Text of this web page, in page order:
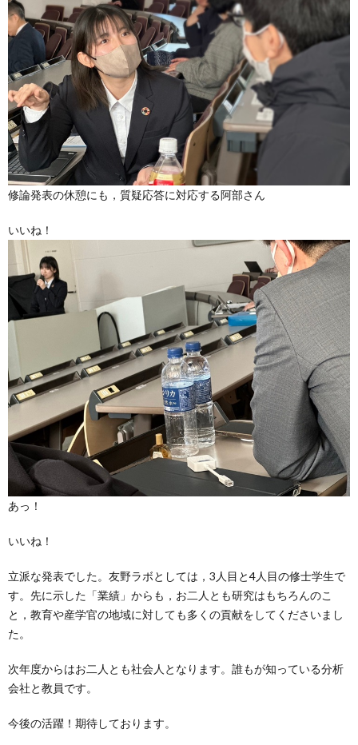
修論発表の休憩にも，質疑応答に対応する阿部さん
いいね！
あっ！
いいね！
立派な発表でした。友野ラボとしては，3人目と4人目の修士学生で
す。先に示した「業績」からも，お二人とも研究はもちろんのこ
と，教育や産学官の地域に対しても多くの貢献をしてくださいまし
た。
次年度からはお二人とも社会人となります。誰もが知っている分析
会社と教員です。
今後の活躍！期待しております。